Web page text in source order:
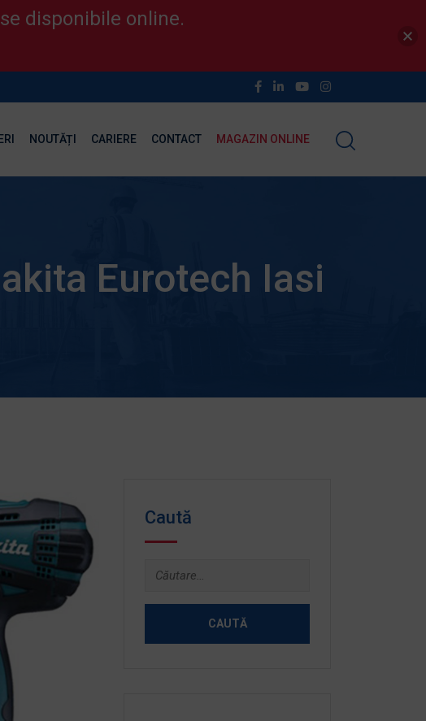
NOUTĂȚI CARIERE CONTACT MAGAZIN ONLINE
Eurotech Iasi
Caută
Caută
disponibile online.